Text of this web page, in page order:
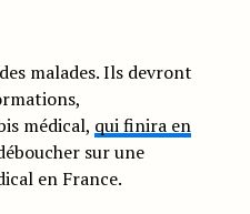
malades. Ils devront
médical, qui finira en
sur une
en France.